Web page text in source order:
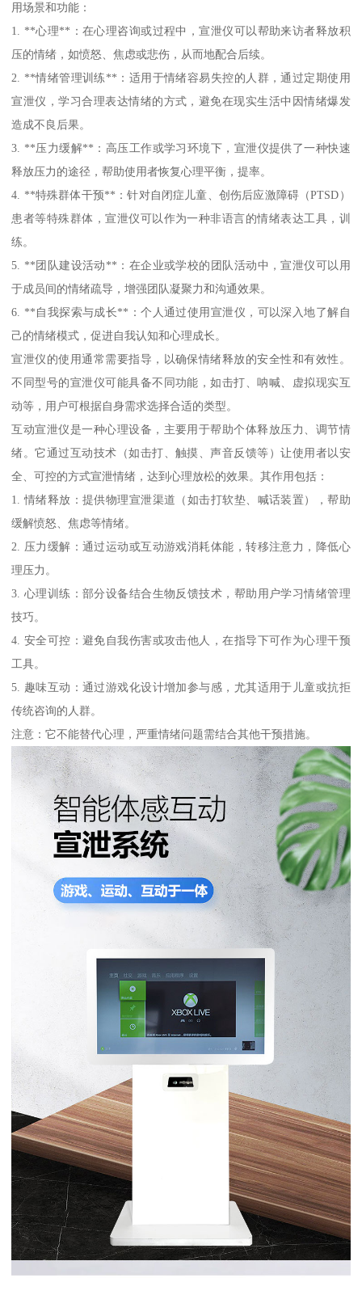
用场景和功能：
1. **心理**：在心理咨询或过程中，宣泄仪可以帮助来访者释放积
压的情绪，如愤怒、焦虑或悲伤，从而地配合后续。
2. **情绪管理训练**：适用于情绪容易失控的人群，通过定期使用
宣泄仪，学习合理表达情绪的方式，避免在现实生活中因情绪爆发
造成不良后果。
3. **压力缓解**：高压工作或学习环境下，宣泄仪提供了一种快速
释放压力的途径，帮助使用者恢复心理平衡，提率。
4. **特殊群体干预**：针对自闭症儿童、创伤后应激障碍（PTSD）
患者等特殊群体，宣泄仪可以作为一种非语言的情绪表达工具，训
练。
5. **团队建设活动**：在企业或学校的团队活动中，宣泄仪可以用
于成员间的情绪疏导，增强团队凝聚力和沟通效果。
6. **自我探索与成长**：个人通过使用宣泄仪，可以深入地了解自
己的情绪模式，促进自我认知和心理成长。
宣泄仪的使用通常需要指导，以确保情绪释放的安全性和有效性。
不同型号的宣泄仪可能具备不同功能，如击打、呐喊、虚拟现实互
动等，用户可根据自身需求选择合适的类型。
互动宣泄仪是一种心理设备，主要用于帮助个体释放压力、调节情
绪。它通过互动技术（如击打、触摸、声音反馈等）让使用者以安
全、可控的方式宣泄情绪，达到心理放松的效果。其作用包括：
1. 情绪释放：提供物理宣泄渠道（如击打软垫、喊话装置），帮助
缓解愤怒、焦虑等情绪。
2. 压力缓解：通过运动或互动游戏消耗体能，转移注意力，降低心
理压力。
3. 心理训练：部分设备结合生物反馈技术，帮助用户学习情绪管理
技巧。
4. 安全可控：避免自我伤害或攻击他人，在指导下可作为心理干预
工具。
5. 趣味互动：通过游戏化设计增加参与感，尤其适用于儿童或抗拒
传统咨询的人群。
注意：它不能替代心理，严重情绪问题需结合其他干预措施。